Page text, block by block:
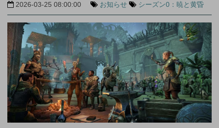
2026-03-25 08:00:00 お知らせ シーズン0：暁と黄昏